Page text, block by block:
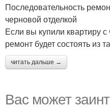
Последовательность
черновой отделкой
Если вы купили квартиру
ремонт будет состоять из
читать дальше →
Вас может